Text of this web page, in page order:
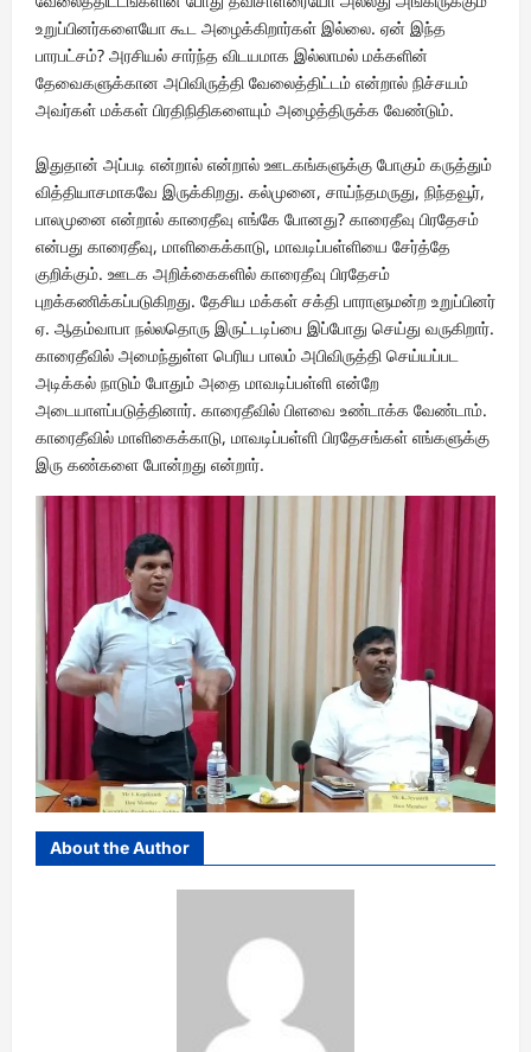
உறுப்பினர்களையோ கூட அழைக்கிறார்கள் இல்லை. ஏன் இந்த
பாரபட்சம்? அரசியல் சார்ந்த விடயமாக இல்லாமல் மக்களின்
தேவைகளுக்கான அபிவிருத்தி வேலைத்திட்டம் என்றால் நிச்சயம்
அவர்கள் மக்கள் பிரதிநிதிகளையும் அழைத்திருக்க வேண்டும்.
இதுதான் அப்படி என்றால் என்றால் ஊடகங்களுக்கு போகும் கருத்தும்
வித்தியாசமாகவே இருக்கிறது. கல்முனை, சாய்ந்தமருது, நிந்தவூர்,
பாலமுனை என்றால் காரைதீவு எங்கே போனது? காரைதீவு பிரதேசம்
என்பது காரைதீவு, மாளிகைக்காடு, மாவடிப்பள்ளியை சேர்த்தே
குறிக்கும். ஊடக அறிக்கைகளில் காரைதீவு பிரதேசம்
புறக்கணிக்கப்படுகிறது. தேசிய மக்கள் சக்தி பாராளுமன்ற உறுப்பினர்
ஏ. ஆதம்வாபா நல்லதொரு இருட்டடிப்பை இப்போது செய்து வருகிறார்.
காரைதீவில் அமைந்துள்ள பெரிய பாலம் அபிவிருத்தி செய்யப்பட
அடிக்கல் நாடும் போதும் அதை மாவடிப்பள்ளி என்றே
அடையாளப்படுத்தினார். காரைதீவில் பிளவை உண்டாக்க வேண்டாம்.
காரைதீவில் மாளிகைக்காடு, மாவடிப்பள்ளி பிரதேசங்கள் எங்களுக்கு
இரு கண்களை போன்றது என்றார்.
About the Author